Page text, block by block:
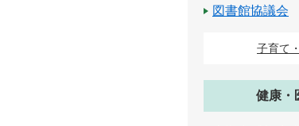
図書館協議会
子育て
健康・